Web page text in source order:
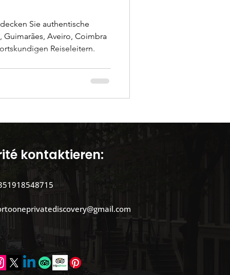
Sie authentische
Guimarães, Aveiro, Coimbra
Reiseleitern.
kontaktieren: